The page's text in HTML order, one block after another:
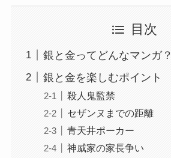
目次
銀と金ってどんなマンガ？
銀と金を楽しむポイント
殺人鬼監禁
セザンヌまでの距離
青天井ポーカー
神威家の家長争い